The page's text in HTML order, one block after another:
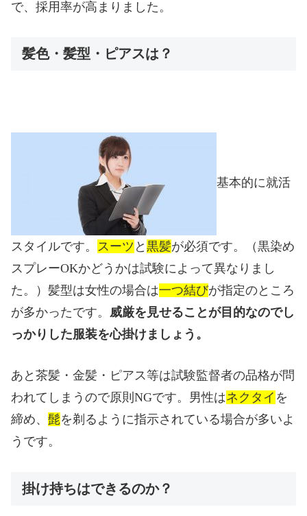
で、採用率が高まりました。
髪色・髪型・ピアスは？
基本的に就活
スタイルです。 スーツ と 黒髪が必須です。（黒染め
スプレーOKかどうかは試験によって異なりまし
た。）髪型は女性の場合は一つ結びが指定のところ
が多かったです。 威厳を見せることが目的なのでし
っかりした服装を心掛けましょう。
あと茶髪・金髪・ピアス等は試験監督者の品格が問
われてしまうので原則 NGです。男性はネクタイ を
締め、 髭を剃るように指示されている場合が多いよ
うです。
掛け持ちはできるのか？